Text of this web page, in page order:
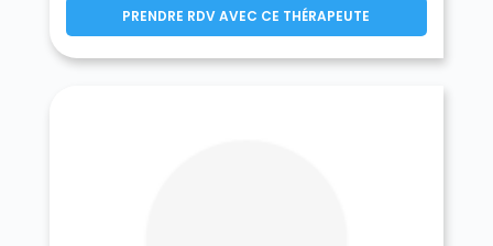
PRENDRE RDV AVEC CE THÉRAPEUTE